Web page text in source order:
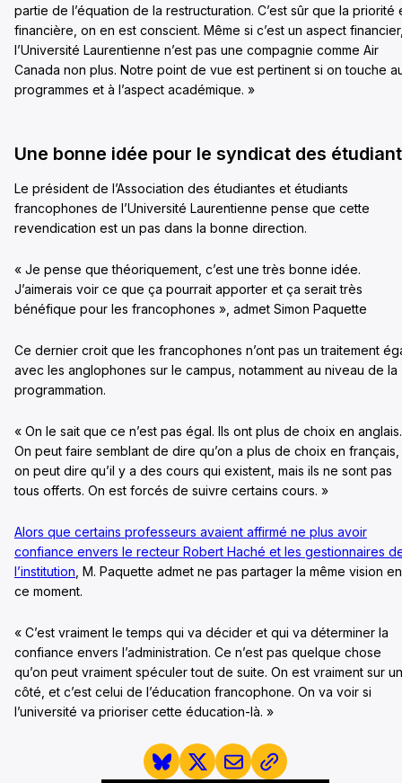
partie de l’équation de la restructuration. C’est sûr que la priorité
financière, on en est conscient. Même si c’est un aspect
l’Université Laurentienne n’est pas une compagnie comme Air
Canada non plus. Notre point de vue est pertinent si on touche
programmes et à l’aspect académique. »
Une bonne idée pour le syndicat des
Le président de l’Association des étudiantes et étudiants
francophones de l’Université Laurentienne pense que cette
revendication est un pas dans la bonne direction.
« Je pense que théoriquement, c’est une très bonne idée.
J’aimerais voir ce que ça pourrait apporter et ça serait très
bénéfique pour les francophones », admet Simon Paquette
Ce dernier croit que les francophones n’ont pas un traitement
avec les anglophones sur le campus, notamment au niveau de la
programmation.
« On le sait que ce n’est pas égal. Ils ont plus de choix en anglais.
On peut faire semblant de dire qu’on a plus de choix en français,
on peut dire qu’il y a des cours qui existent, mais ils ne sont pas
tous offerts. On est forcés de suivre certains cours. »
Alors que certains professeurs avaient affirmé ne plus avoir
confiance envers le recteur Robert Haché et les gestionnaires
l’institution , M. Paquette admet ne pas partager la même vision en
ce moment.
« C’est vraiment le temps qui va décider et qui va déterminer la
confiance envers l’administration. Ce n’est pas quelque chose
qu’on peut vraiment spéculer tout de suite. On est vraiment sur un
côté, et c’est celui de l’éducation francophone. On va voir si
l’université va prioriser cette éducation-là. »